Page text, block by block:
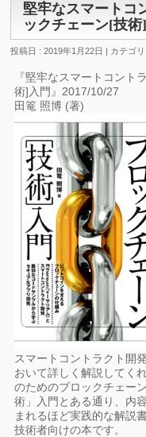
堅牢なスマートコ
ックチェーン[技術
投稿日 : 2019年1月22日 | カテゴリ
『堅牢なスマートコント
術]入門』2017/10/27
田篭 照博 (著)
スマートコントラクト開
おいて詳しく解説してく
のためのブロックチェー
術」入門とある通り、内
まれるほど実践的な解説
技術者向けの本です。